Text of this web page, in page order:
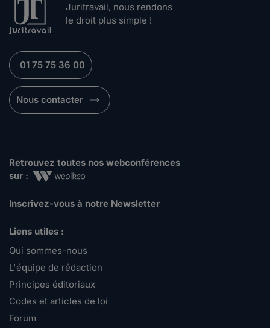
Juritravail, nous rendons
le droit plus simple !
01 75 75 36 00
Nous contacter
Retrouvez toutes nos webconférences
sur :
Inscrivez-vous à notre Newsletter
Liens utiles :
Qui sommes-nous
L'équipe de rédaction
Principes éditoriaux
Codes et articles de loi
Forum